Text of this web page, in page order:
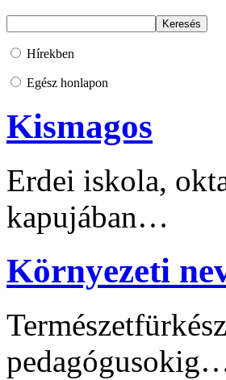
Hírekben
Egész honlapon
Kismagos
Erdei iskola,
kapujában…
Környezeti